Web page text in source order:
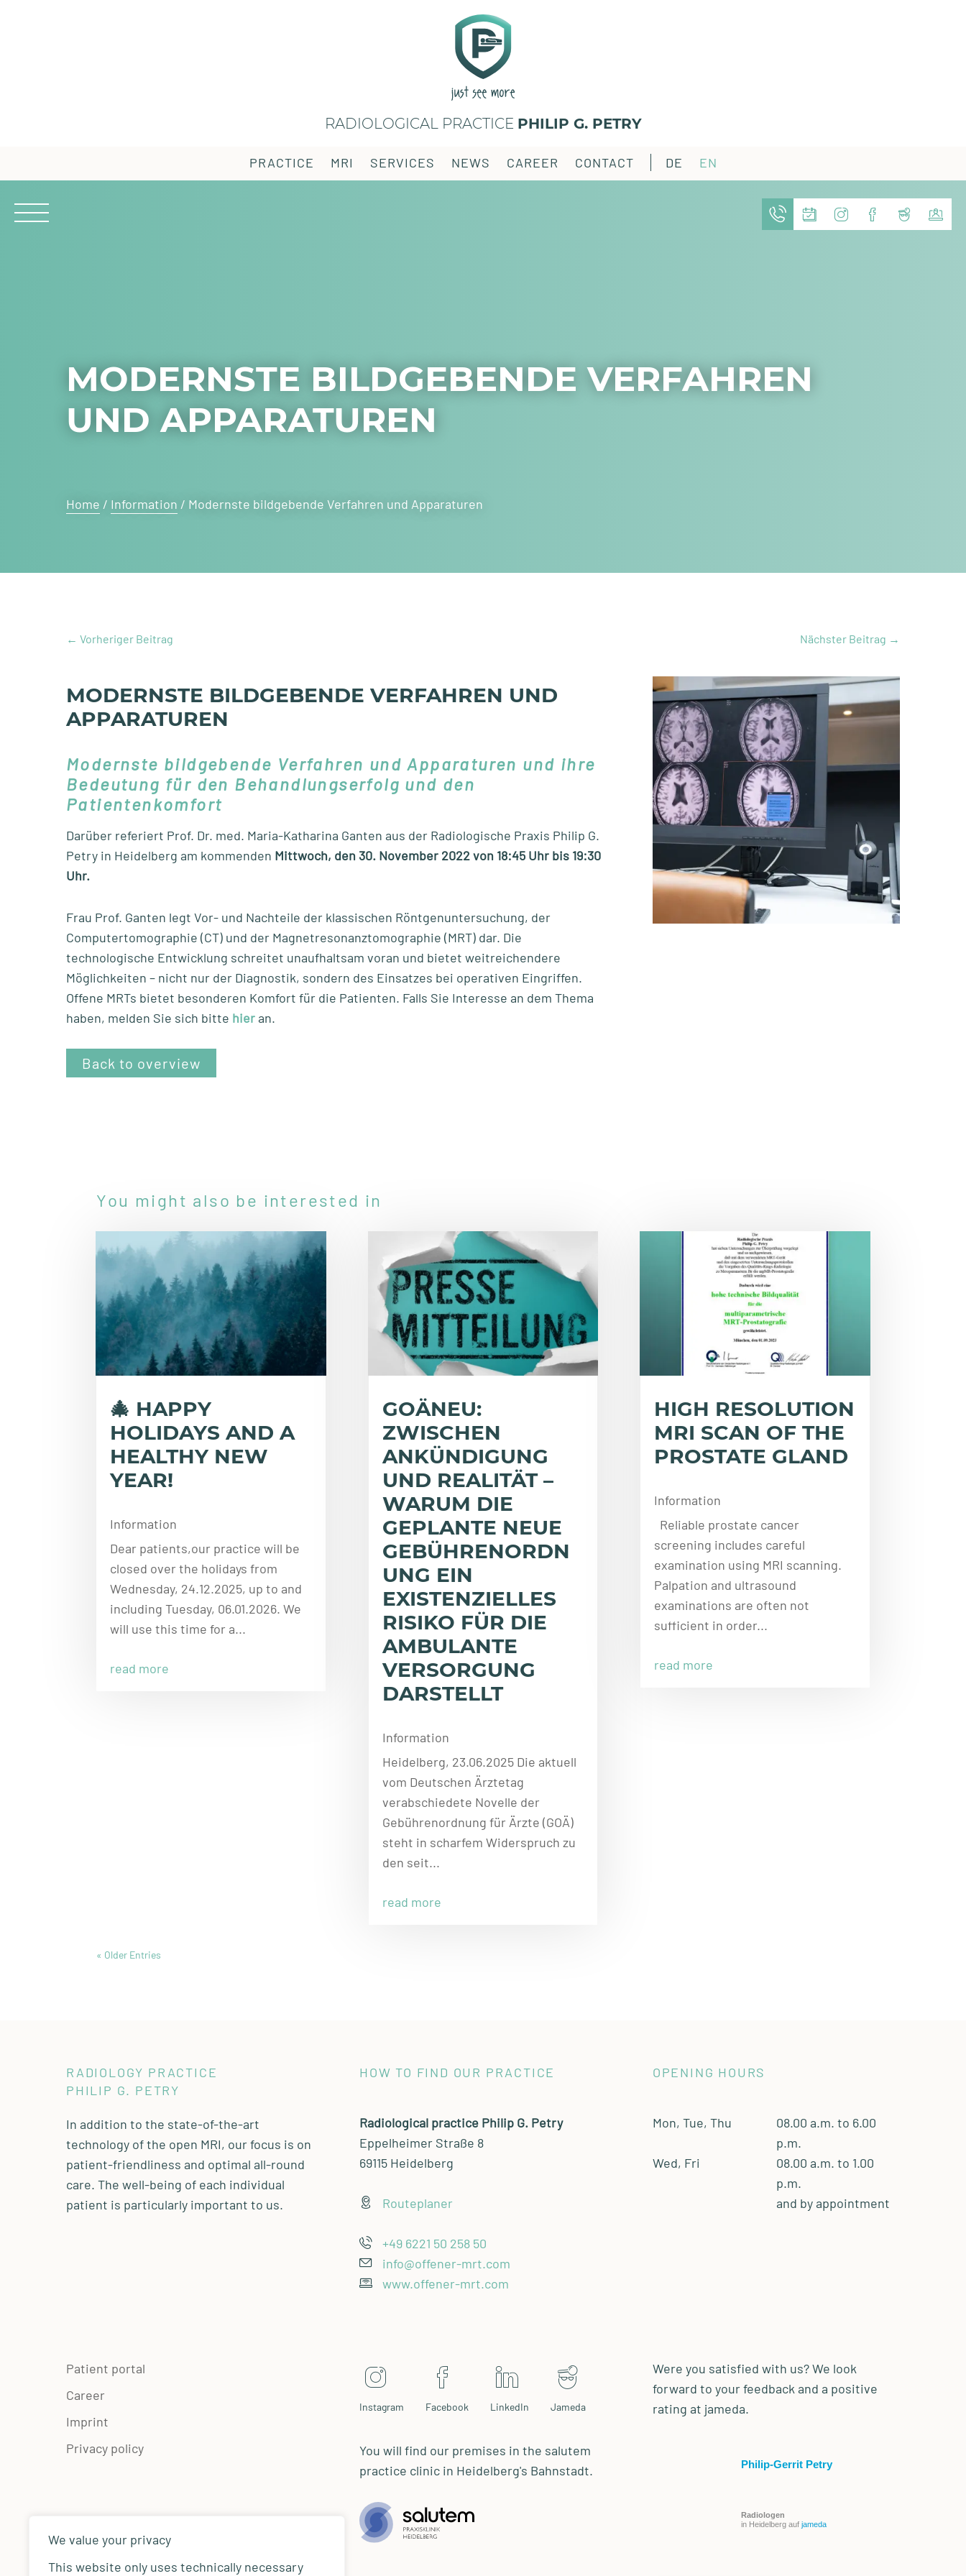
We value your privacy
This website only uses technically necessary
RADIOLOGICAL PRACTICE PHILIP G. PETRY
PRACTICE MRI SERVICES NEWS CAREER CONTACT DE EN
MODERNSTE BILDGEBENDE VERFAHREN
UND APPARATUREN
Home / Information / Modernste bildgebende Verfahren und Apparaturen
← Vorheriger Beitrag Nächster Beitrag →
MODERNSTE BILDGEBENDE VERFAHREN UND
APPARATUREN
Modernste bildgebende Verfahren und Apparaturen und ihre
Bedeutung für den Behandlungserfolg und den
Patientenkomfort
Darüber referiert Prof. Dr. med. Maria-Katharina Ganten aus der Radiologische Praxis Philip G.
Petry in Heidelberg am kommenden Mittwoch, den 30. November 2022 von 18:45 Uhr bis 19:30
Uhr.
Frau Prof. Ganten legt Vor- und Nachteile der klassischen Röntgenuntersuchung, der
Computertomographie (CT) und der Magnetresonanztomographie (MRT) dar. Die
technologische Entwicklung schreitet unaufhaltsam voran und bietet weitreichendere
Möglichkeiten – nicht nur der Diagnostik, sondern des Einsatzes bei operativen Eingriffen.
Offene MRTs bietet besonderen Komfort für die Patienten. Falls Sie Interesse an dem Thema
haben, melden Sie sich bitte hieran.
Back to overview
You might also be interested in
🎄 HAPPY
HOLIDAYS AND A
HEALTHY NEW
YEAR!
Information
Dear patients,our practice will be
closed over the holidays from
Wednesday, 24.12.2025, up to and
including Tuesday, 06.01.2026. We
will use this time for a...
read more
GOÄNEU:
ZWISCHEN
ANKÜNDIGUNG
UND REALITÄT –
WARUM DIE
GEPLANTE NEUE
GEBÜHRENORDN
UNG EIN
EXISTENZIELLES
RISIKO FÜR DIE
AMBULANTE
VERSORGUNG
DARSTELLT
Information
Heidelberg, 23.06.2025 Die aktuell
vom Deutschen Ärztetag
verabschiedete Novelle der
Gebührenordnung für Ärzte (GOÄ)
steht in scharfem Widerspruch zu
den seit...
read more
HIGH RESOLUTION
MRI SCAN OF THE
PROSTATE GLAND
Information
Reliable prostate cancer
screening includes careful
examination using MRI scanning.
Palpation and ultrasound
examinations are often not
sufficient in order...
read more
« Older Entries
RADIOLOGY PRACTICE
PHILIP G. PETRY
In addition to the state-of-the-art
technology of the open MRI, our focus is on
patient-friendliness and optimal all-round
care. The well-being of each individual
patient is particularly important to us.
HOW TO FIND OUR PRACTICE
Radiological practice Philip G. Petry
Eppelheimer Straße 8
69115 Heidelberg
Routeplaner
+49 6221 50 258 50
info@offener-mrt.com
www.offener-mrt.com
OPENING HOURS
Mon, Tue, Thu
08.00 a.m. to 6.00
p.m.
Wed, Fri
08.00 a.m. to 1.00
p.m.
and by appointment
Patient portal
Career
Imprint
Privacy policy
Instagram Facebook LinkedIn Jameda
You will find our premises in the salutem
practice clinic in Heidelberg's Bahnstadt.
Were you satisfied with us? We look
forward to your feedback and a positive
rating at jameda.
Philip-Gerrit Petry
Radiologen
in Heidelberg auf jameda